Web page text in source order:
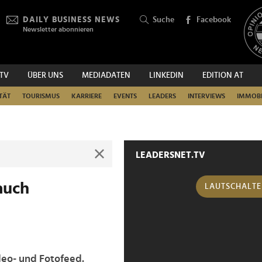
DAILY BUSINESS NEWS
Newsletter abonnieren
Suche Facebook
ÜBER UNS MEDIADATEN LINKEDIN EDITION AT
TOURISMUS KARRIERE EVENTS LEADERS INTERVIEWS
SUCHEN
und Fotofeed.
LEADERSNET.TV